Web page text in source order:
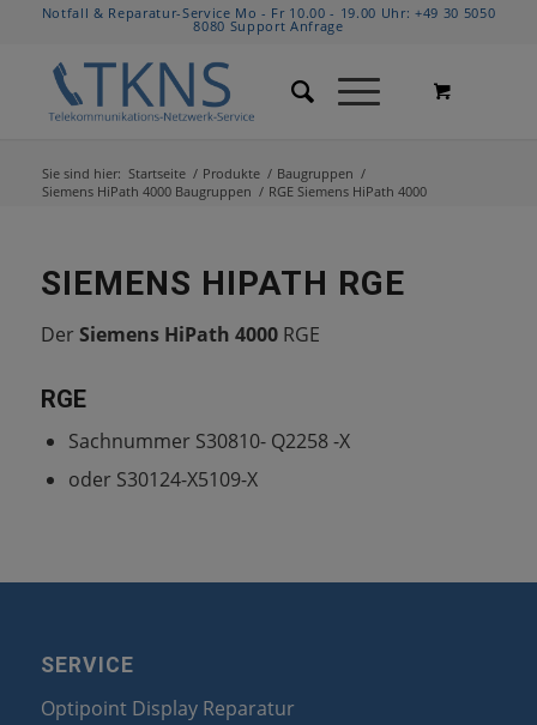
Notfall & Reparatur-Service Mo - Fr 10.00 - 19.00 Uhr:+49 30 5050
8080 Support Anfrage
Sie sind hier: Startseite / Produkte / Baugruppen /
Siemens HiPath 4000 Baugruppen / RGE Siemens HiPath 4000
SIEMENS HIPATH RGE
Der Siemens HiPath 4000RGE
RGE
Sachnummer S30810- Q2258 -X
oder S30124-X5109-X
SERVICE
Optipoint Display Reparatur